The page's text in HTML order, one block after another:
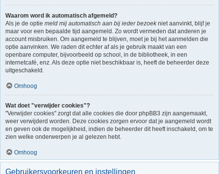
Waarom word ik automatisch afgemeld?
Als je de optie meld mij automatisch aan bij ieder bezoekniet aanvinkt, blijf je
maar voor een bepaalde tijd aangemeld. Zo wordt vermeden dat anderen je
account misbruiken. Om aangemeld te blijven, moet je bij het aanmelden die
optie aanvinken. We raden dit echter af als je gebruik maakt van een
openbare computer, bijvoorbeeld op school, in de bibliotheek, in een
internetcafé, enz. Als deze optie niet beschikbaar is, heeft de beheerder deze
uitgeschakeld.
Omhoog
Wat doet "verwijder cookies"?
"Verwijder cookies" zorgt dat alle cookies die door phpBB3 zijn aangemaakt,
weer verwijderd worden. Deze cookies zorgen ervoor dat je aangemeld wordt
en geven ook de mogelijkheid, indien de beheerder dit heeft inschakeld, om te
zien welke onderwerpen je al gelezen hebt.
Omhoog
Gebruikersvoorkeuren en instellingen